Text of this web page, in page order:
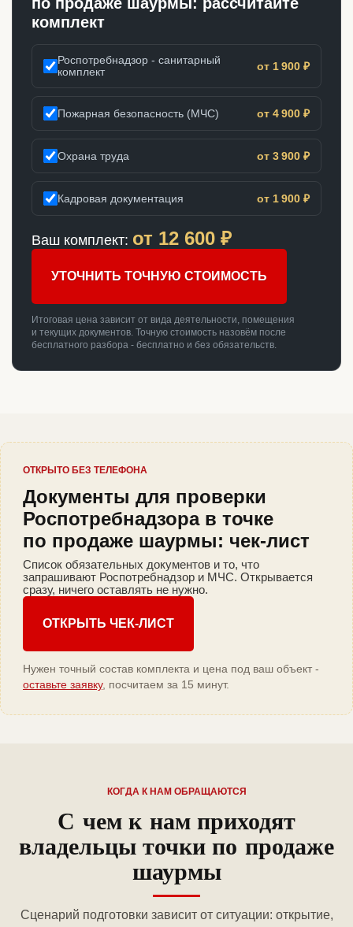
комплект
Роспотребнадзор - санитарный
комплект
от 1 900 ₽
Пожарная безопасность (МЧС) от 4 900 ₽
Охрана труда от 3 900 ₽
Кадровая документация от 1 900 ₽
Ваш комплект: от 12 600 ₽
УТОЧНИТЬ ТОЧНУЮ СТОИМОСТЬ
Итоговая цена зависит от вида деятельности, помещения
и текущих документов. Точную стоимость назовём после
бесплатного разбора - бесплатно и без обязательств.
ОТКРЫТО БЕЗ ТЕЛЕФОНА
Документы для проверки
Роспотребнадзора в точке
по продаже шаурмы: чек-лист
Список обязательных документов и то, что
запрашивают Роспотребнадзор и МЧС. Открывается
сразу, ничего оставлять не нужно.
ОТКРЫТЬ ЧЕК-ЛИСТ
Нужен точный состав комплекта и цена под ваш объект -
оставьте заявку, посчитаем за 15 минут.
КОГДА К НАМ ОБРАЩАЮТСЯ
С чем к нам приходят
владельцы точки по продаже
шаурмы
Сценарий подготовки зависит от ситуации: открытие,